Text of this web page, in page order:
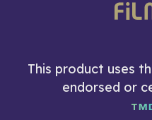
This product uses
endorsed or